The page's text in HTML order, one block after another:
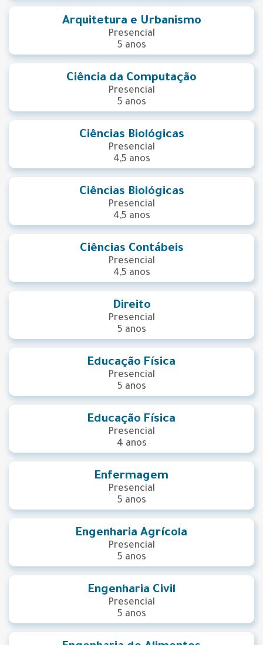
Arquitetura e Urbanismo
Presencial
5 anos
Ciência da Computação
Presencial
5 anos
Ciências Biológicas
Presencial
4,5 anos
Ciências Biológicas
Presencial
4,5 anos
Ciências Contábeis
Presencial
4,5 anos
Direito
Presencial
5 anos
Educação Física
Presencial
5 anos
Educação Física
Presencial
4 anos
Enfermagem
Presencial
5 anos
Engenharia Agrícola
Presencial
5 anos
Engenharia Civil
Presencial
5 anos